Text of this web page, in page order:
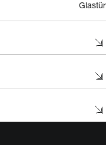
Glastür